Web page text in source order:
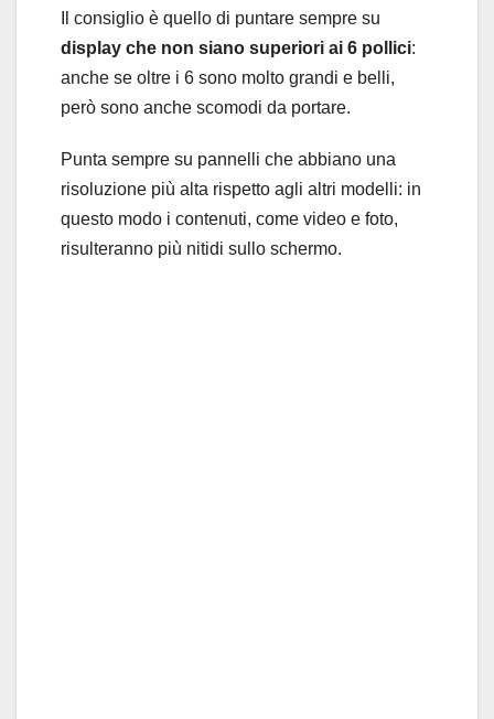
Il consiglio è quello di puntare sempre su
display che non siano superiori ai 6 pollici:
anche se oltre i 6 sono molto grandi e belli,
però sono anche scomodi da portare.
Punta sempre su pannelli che abbiano una
risoluzione più alta rispetto agli altri modelli: in
questo modo i contenuti, come video e foto,
risulteranno più nitidi sullo schermo.